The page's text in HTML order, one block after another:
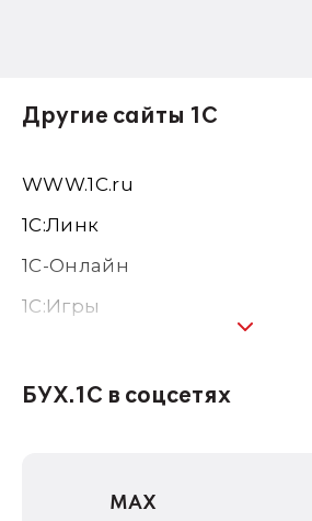
Другие сайты 1С
WWW.1С.ru
1С:Линк
1С-Онлайн
1C:Игры
1С:Консалтинг
1С:Дистрибьюция
БУХ.1С в соцсетях
MAX